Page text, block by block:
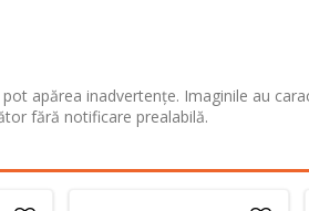
apărea inadvertențe. Imaginile au
fără notificare prealabilă.